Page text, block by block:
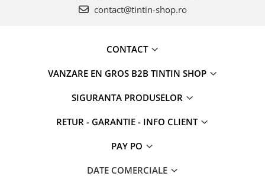
contact@tintin-shop.ro
CONTACT
VANZARE EN GROS B2B TINTIN SHOP
SIGURANTA PRODUSELOR
RETUR - GARANTIE - INFO CLIENT
PAY PO
DATE COMERCIALE